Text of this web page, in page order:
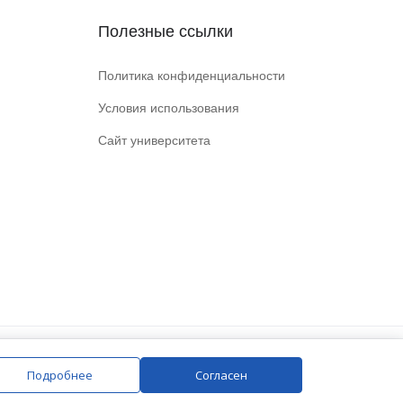
Полезные ссылки
Политика конфиденциальности
Условия использования
Сайт университета
Подробнее Согласен